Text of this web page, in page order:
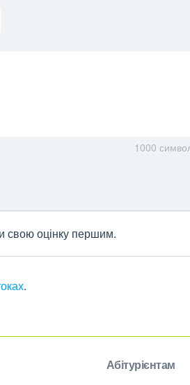
1000
свою оцінку першим.
.
Абітурієнтам